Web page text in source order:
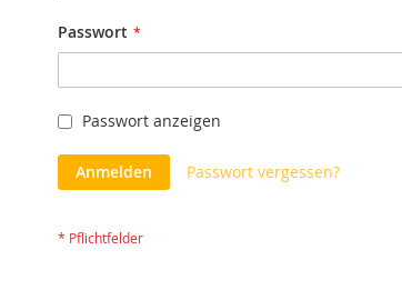
Passwort
Passwort anzeigen
Anmelden Passwort vergessen?